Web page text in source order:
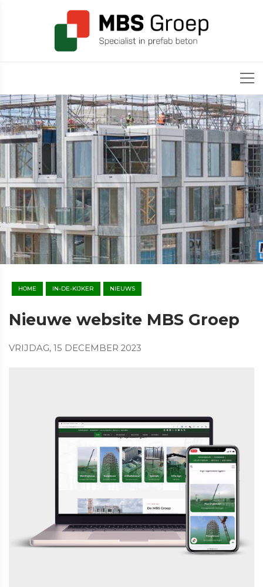
HOME IN-DE-KIJKER NIEUWS
Nieuwe website MBS Groep
VRIJDAG, 15 DECEMBER 2023